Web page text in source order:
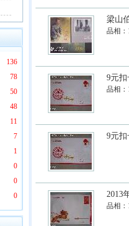
136
78
50
48
11
7
1
0
0
0
梁山
品相：
9元扣
品相：
9元扣
2013
品相：